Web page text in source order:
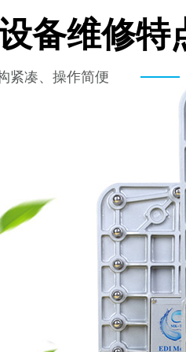
备维修特
紧凑、操作简便